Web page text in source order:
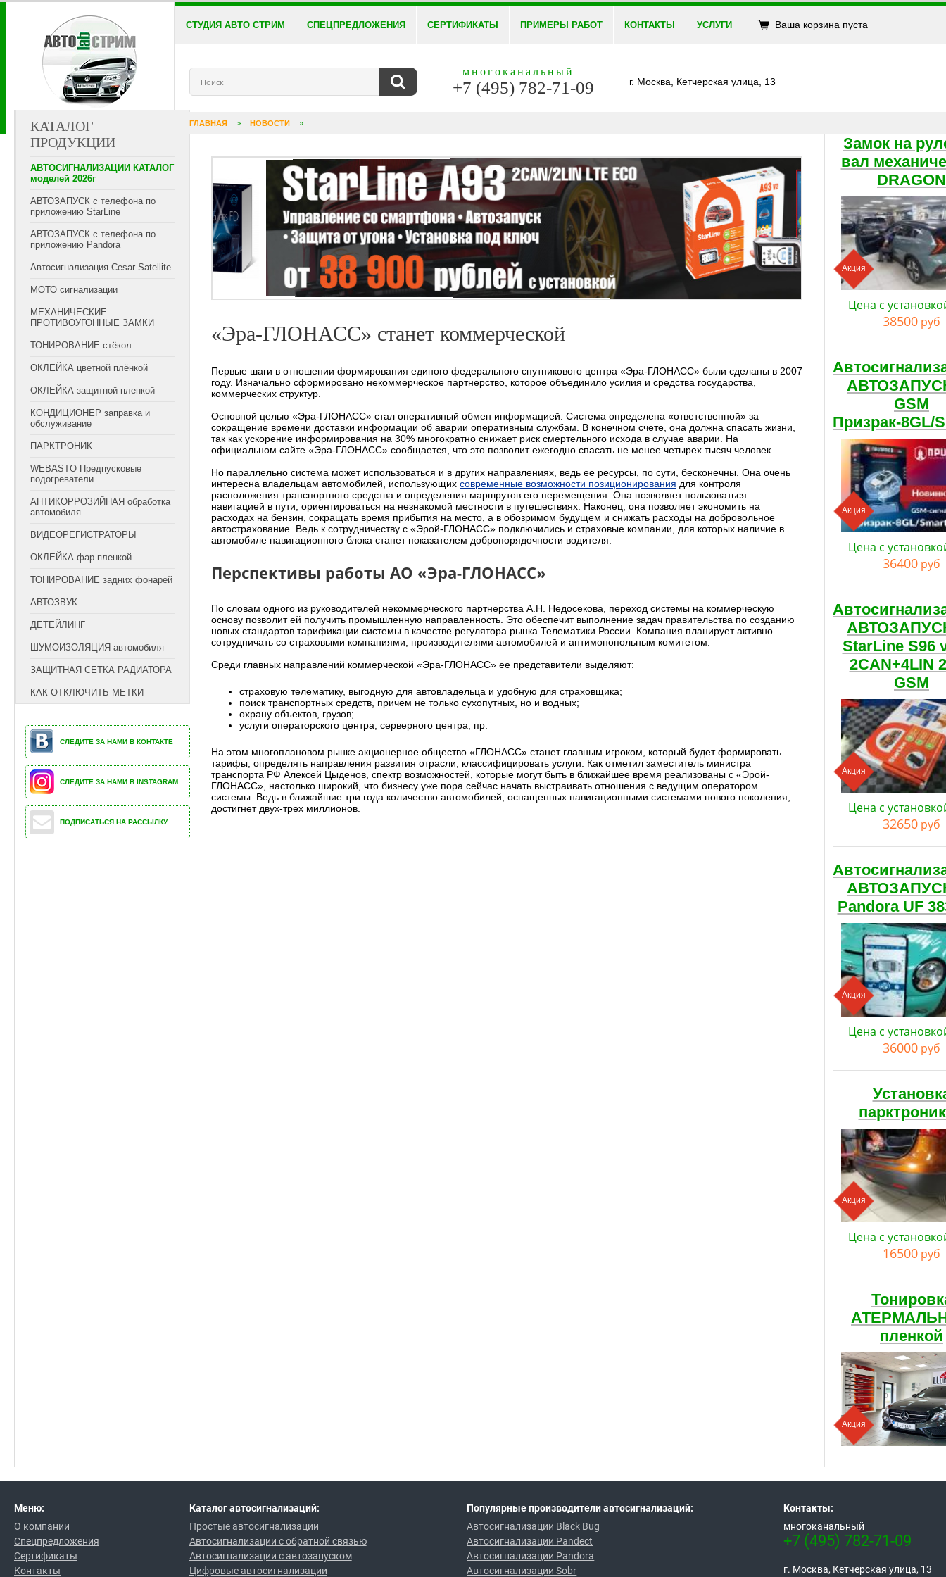
СТУДИЯ АВТО СТРИМ СПЕЦПРЕДЛОЖЕНИЯ СЕРТИФИКАТЫ ПРИМЕРЫ РАБОТ КОНТАКТЫ УСЛУГИ Ваша корзина пуста
многоканальный
+7 (495) 782-71-09 г. Москва, Кетчерская улица, 13
ГЛАВНАЯ > НОВОСТИ »
КАТАЛОГ
ПРОДУКЦИИ
АВТОСИГНАЛИЗАЦИИ КАТАЛОГ
моделей 2026г
АВТОЗАПУСК с телефона по
приложению StarLine
АВТОЗАПУСК с телефона по
приложению Pandora
Автосигнализация Cesar Satellite
МОТО сигнализации
МЕХАНИЧЕСКИЕ
ПРОТИВОУГОННЫЕ ЗАМКИ
ТОНИРОВАНИЕ стёкол
ОКЛЕЙКА цветной плёнкой
ОКЛЕЙКА защитной пленкой
КОНДИЦИОНЕР заправка и
обслуживание
ПАРКТРОНИК
WEBASTO Предпусковые
подогреватели
АНТИКОРРОЗИЙНАЯ обработка
автомобиля
ВИДЕОРЕГИСТРАТОРЫ
ОКЛЕЙКА фар пленкой
ТОНИРОВАНИЕ задних фонарей
АВТОЗВУК
ДЕТЕЙЛИНГ
ШУМОИЗОЛЯЦИЯ автомобиля
ЗАЩИТНАЯ СЕТКА РАДИАТОРА
КАК ОТКЛЮЧИТЬ МЕТКИ
СЛЕДИТЕ ЗА НАМИ В КОНТАКТЕ
СЛЕДИТЕ ЗА НАМИ В INSTAGRAM
ПОДПИСАТЬСЯ НА РАССЫЛКУ
«Эра-ГЛОНАСС» станет коммерческой
Первые шаги в отношении формирования единого федерального спутникового центра «Эра-ГЛОНАСС» были сделаны в 2007
году. Изначально сформировано некоммерческое партнерство, которое объединило усилия и средства государства,
коммерческих структур.
Основной целью «Эра-ГЛОНАСС» стал оперативный обмен информацией. Система определена «ответственной» за
сокращение времени доставки информации об аварии оперативным службам. В конечном счете, она должна спасать жизни,
так как ускорение информирования на 30% многократно снижает риск смертельного исхода в случае аварии. На
официальном сайте «Эра-ГЛОНАСС» сообщается, что это позволит ежегодно спасать не менее четырех тысяч человек.
Но параллельно система может использоваться и в других направлениях, ведь ее ресурсы, по сути, бесконечны. Она очень
интересна владельцам автомобилей, использующих современные возможности позиционирования для контроля
расположения транспортного средства и определения маршрутов его перемещения. Она позволяет пользоваться
навигацией в пути, ориентироваться на незнакомой местности в путешествиях. Наконец, она позволяет экономить на
расходах на бензин, сокращать время прибытия на место, а в обозримом будущем и снижать расходы на добровольное
автострахование. Ведь к сотрудничеству с «Эрой-ГЛОНАСС» подключились и страховые компании, для которых наличие в
автомобиле навигационного блока станет показателем добропорядочности водителя.
Перспективы работы АО «Эра-ГЛОНАСС»
По словам одного из руководителей некоммерческого партнерства А.Н. Недосекова, переход системы на коммерческую
основу позволит ей получить промышленную направленность. Это обеспечит выполнение задач правительства по созданию
новых стандартов тарификации системы в качестве регулятора рынка Телематики России. Компания планирует активно
сотрудничать со страховыми компаниями, производителями автомобилей и антимонопольным комитетом.
Среди главных направлений коммерческой «Эра-ГЛОНАСС» ее представители выделяют:
страховую телематику, выгодную для автовладельца и удобную для страховщика;
поиск транспортных средств, причем не только сухопутных, но и водных;
охрану объектов, грузов;
услуги операторского центра, серверного центра, пр.
На этом многоплановом рынке акционерное общество «ГЛОНАСС» станет главным игроком, который будет формировать
тарифы, определять направления развития отрасли, классифицировать услуги. Как отметил заместитель министра
транспорта РФ Алексей Цыденов, спектр возможностей, которые могут быть в ближайшее время реализованы с «Эрой-
ГЛОНАСС», настолько широкий, что бизнесу уже пора сейчас начать выстраивать отношения с ведущим оператором
системы. Ведь в ближайшие три года количество автомобилей, оснащенных навигационными системами нового поколения,
достигнет двух-трех миллионов.
Замок на
вал
DRAGON
Акция
Цена с
38500 руб
GSM
Призрак-8GL/
Акция
Цена с
36400 руб
StarLine S96
2CAN+4LIN
GSM
Акция
Цена с
32650 руб
Pandora UF
Акция
Цена с
36000 руб
Акция
Цена с
16500 руб
пленкой
Акция
Меню:
О компании
Спецпредложения
Сертификаты
Контакты
Каталог автосигнализаций:
Простые автосигнализации
Автосигнализации с обратной связью
Автосигнализации с автозапуском
Цифровые автосигнализации
Популярные производители автосигнализаций:
Автосигнализации Black Bug
Автосигнализации Pandect
Автосигнализации Pandora
Автосигнализации Sobr
Контакты:
многоканальный
+7 (495) 782-71-09
г. Москва, Кетчерская улица, 13